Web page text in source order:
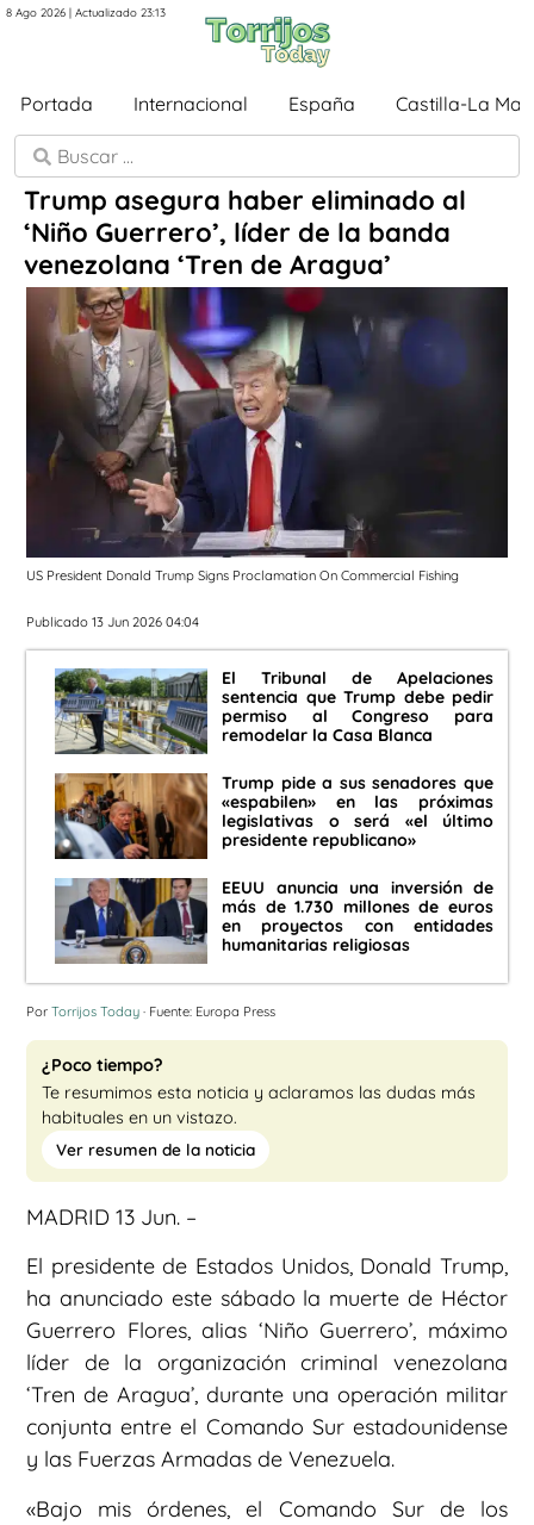
8 Ago 2026 | Actualizado 23:13
Portada Internacional España Castilla-La
Trump asegura haber eliminado al
‘Niño Guerrero’, líder de la banda
venezolana ‘Tren de Aragua’
US President Donald Trump Signs Proclamation On Commercial Fishing
Publicado 13 Jun 2026 04:04
El Tribunal de Apelaciones
sentencia que Trump debe pedir
permiso al Congreso para
remodelar la Casa Blanca
Trump pide a sus senadores que
«espabilen» en las próximas
legislativas o será «el último
presidente republicano»
EEUU anuncia una inversión de
más de 1.730 millones de euros
en proyectos con entidades
humanitarias religiosas
Por Torrijos Today · Fuente: Europa Press
¿Poco tiempo?
Te resumimos esta noticia y aclaramos las dudas más
habituales en un vistazo.
Ver resumen de la noticia
MADRID 13 Jun. –
El presidente de Estados Unidos, Donald Trump,
ha anunciado este sábado la muerte de Héctor
Guerrero Flores, alias ‘Niño Guerrero’, máximo
líder de la organización criminal venezolana
‘Tren de Aragua’, durante una operación militar
conjunta entre el Comando Sur estadounidense
y las Fuerzas Armadas de Venezuela.
«Bajo mis órdenes, el Comando Sur de los